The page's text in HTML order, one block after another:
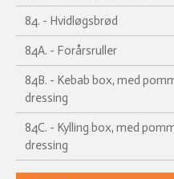
84. - Hvidløgsbrød
84A. - Forårsruller
84B. - Kebab box, med
dressing
84C. - Kylling box, med
dressing